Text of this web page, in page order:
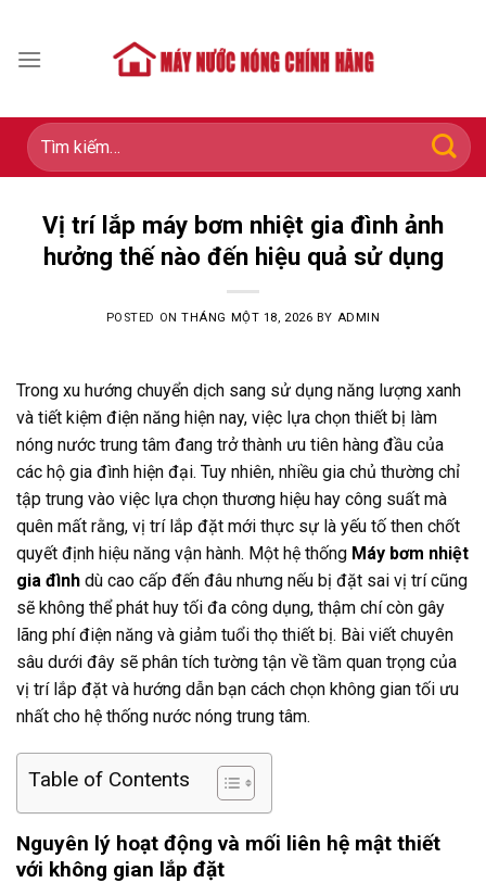
content
Tìm
kiếm:
Vị trí lắp máy bơm nhiệt gia đình ảnh
hưởng thế nào đến hiệu quả sử dụng
POSTED ONTHÁNG MỘT 18, 2026 BY ADMIN
Trong xu hướng chuyển dịch sang sử dụng năng lượng xanh
và tiết kiệm điện năng hiện nay, việc lựa chọn thiết bị làm
nóng nước trung tâm đang trở thành ưu tiên hàng đầu của
các hộ gia đình hiện đại. Tuy nhiên, nhiều gia chủ thường chỉ
tập trung vào việc lựa chọn thương hiệu hay công suất mà
quên mất rằng, vị trí lắp đặt mới thực sự là yếu tố then chốt
quyết định hiệu năng vận hành. Một hệ thống Máy bơm nhiệt
gia đình dù cao cấp đến đâu nhưng nếu bị đặt sai vị trí cũng
sẽ không thể phát huy tối đa công dụng, thậm chí còn gây
lãng phí điện năng và giảm tuổi thọ thiết bị. Bài viết chuyên
sâu dưới đây sẽ phân tích tường tận về tầm quan trọng của
vị trí lắp đặt và hướng dẫn bạn cách chọn không gian tối ưu
nhất cho hệ thống nước nóng trung tâm.
Table of Contents
Nguyên lý hoạt động và mối liên hệ mật thiết
với không gian lắp đặt